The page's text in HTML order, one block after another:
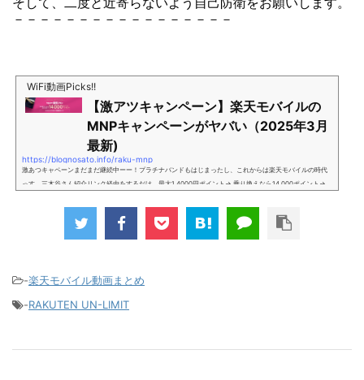
－－－－－－－－－－－－－－－－－
WiFi動画Picks!!
【激アツキャンペーン】楽天モバイルの
MNPキャンペーンがヤバい（2025年3月
最新)
https://blognosato.info/raku-mnp
激あつキャペーンまだまだ継続中ーー！プラチナバンドもはじまったし、これからは楽天モバイルの時代
っす。三木谷さん紹介リンク経由をするだけ。最大1,4000円ポイント→ 乗り換えなら14,000ポイント→
け」とも思えるポイントばら撒きキャンペーンを発動してきました。■キャンペーン概要三木谷社長の特
別招待ページから楽天モバイ...
-楽天モバイル動画まとめ
-RAKUTEN UN-LIMIT